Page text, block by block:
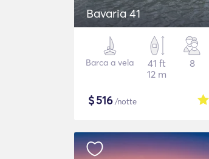
Bavaria 41
Barca a vela
41 ft
12 m
8
$516/notte